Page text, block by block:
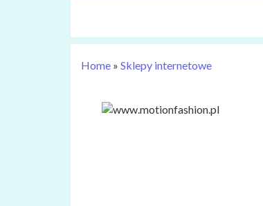
Home » Sklepy internetowe